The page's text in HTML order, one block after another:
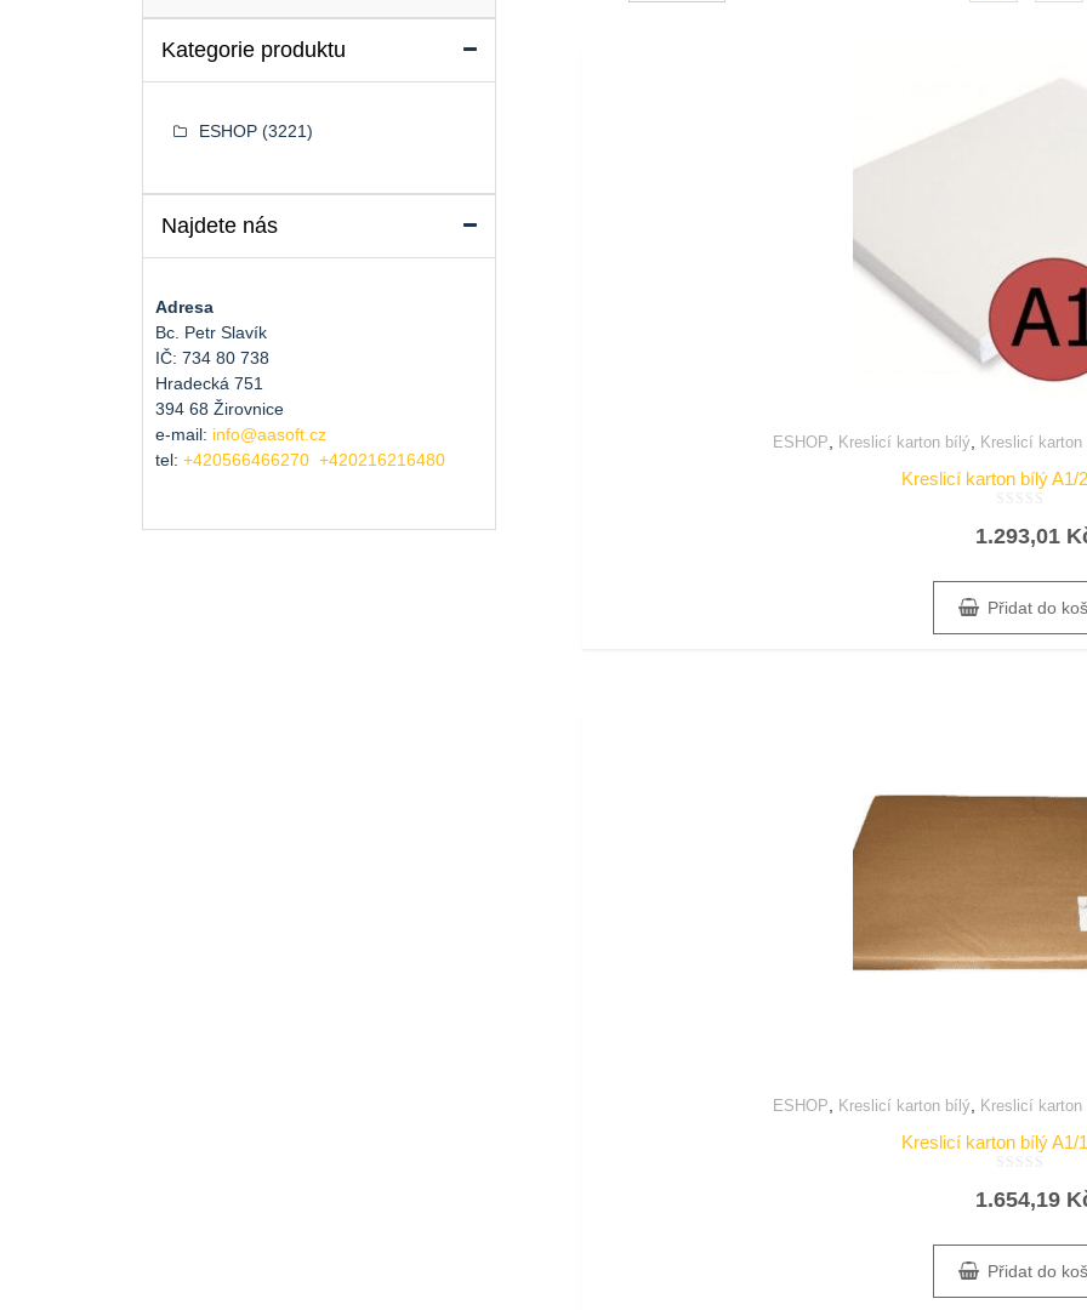
ESHOP Kreslicí karton bílý Kreslicí karton
Kreslicí karton bílý A1/
0
1.293,01
Přidat do
ESHOP Kreslicí karton bílý Kreslicí karton
Kreslicí karton bílý A1/
0
1.654,19
Přidat do
Kategorie produktu
ESHOP (3221)
Najdete nás
Adresa
Bc. Petr Slavík
IČ: 734 80 738
Hradecká 751
394 68 Žirovnice
e-mail: info@aasoft.cz
tel: +420566466270 +420216216480